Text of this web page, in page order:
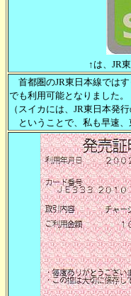
↑は、JR
首都圏のJR東日本線では
でも利用可能となりました。
（スイカには、JR東日本発
ということで、私も早速、